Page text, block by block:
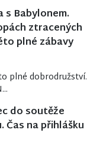
s Babylonem.
ztracených
plné zábavy
plné dobrodružství.
do soutěže
Čas na přihlášku